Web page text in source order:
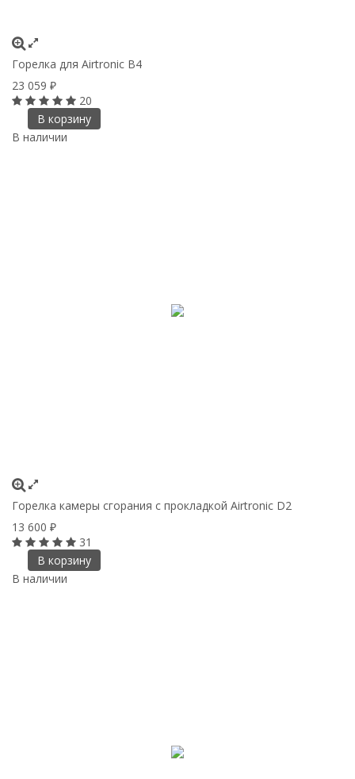
Горелка для Airtronic В4
23 059 ₽
20
В корзину
В наличии
Горелка камеры сгорания с прокладкой Airtronic D2
13 600 ₽
31
В корзину
В наличии